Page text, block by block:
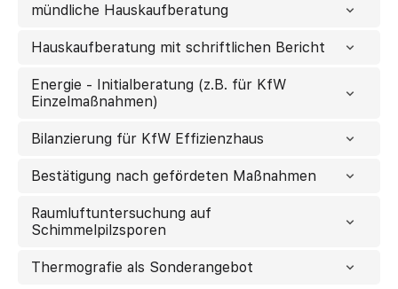
mündliche Hauskaufberatung
Hauskaufberatung mit schriftlichen Bericht
Energie - Initialberatung (z.B. für KfW
Einzelmaßnahmen)
Bilanzierung für KfW Effizienzhaus
Bestätigung nach gefördeten Maßnahmen
Raumluftuntersuchung auf
Schimmelpilzsporen
Thermografie als Sonderangebot